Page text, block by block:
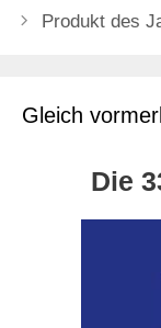
Produkt des
Gleich
Die